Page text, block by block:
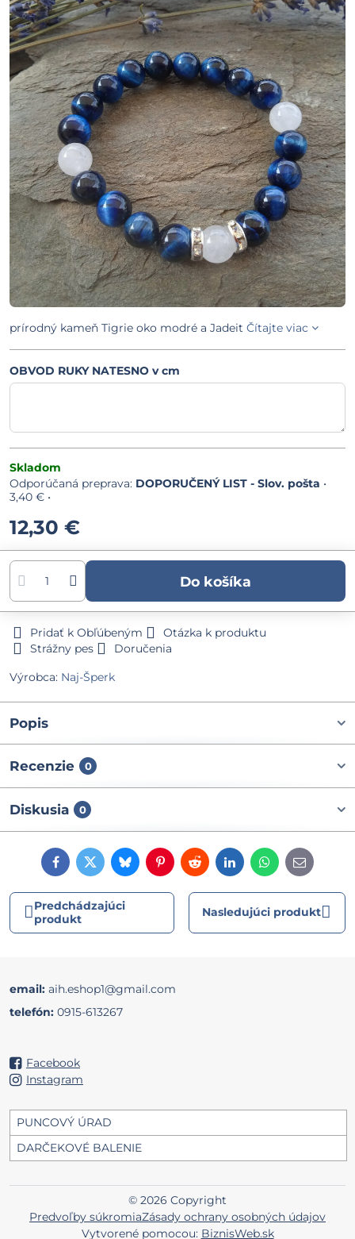
prírodný kameň Tigrie oko modré a Jadeit Čítajte viac
OBVOD RUKY NATESNO v cm
Skladom
DOPORUČENÝ LIST - Slov. pošta •
3,40 € •
12,30 €
Do košíka
Pridať k Obľúbeným
Otázka k produktu
Strážny pes
Doručenia
Výrobca: Naj-Šperk
Popis
Recenzie 0
Diskusia 0
FacebookTwitterBlueskyPinterestRedditLinkedInWhatsApp
E-
mail
Predchádzajúci
produkt
Nasledujúci produkt
email: aih.eshop1@gmail.com
telefón: 0915-613267
Facebook
Instagram
PUNCOVÝ ÚRAD
DARČEKOVÉ BALENIE
© 2026 Copyright
Predvoľby súkromiaZásady ochrany osobných údajov
Vytvorené pomocou: BiznisWeb.sk